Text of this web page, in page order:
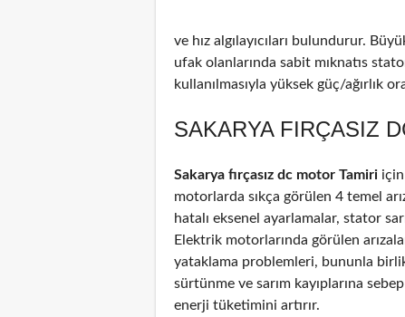
ve hız algılayıcıları bulundurur.
ufak olanlarında sabit mıknatıs
kullanılmasıyla yüksek güç/ağırlık
SAKARYA FIRÇASIZ
Sakarya fırçasız dc motor Tamiri
motorlarda sıkça görülen 4 temel
hatalı eksenel ayarlamalar, stator
Elektrik motorlarında görülen
yataklama problemleri, bununla
sürtünme ve sarım kayıplarına
enerji tüketimini artırır.